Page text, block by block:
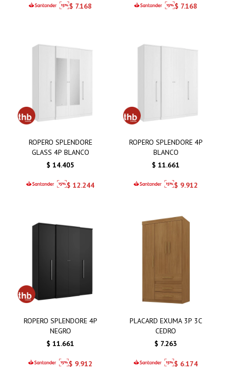
$ 7.168 $ 7.168
ROPERO SPLENDORE
GLASS 4P BLANCO
$ 14.405
$ 12.244
ROPERO SPLENDORE 4P
BLANCO
$ 11.661
$ 9.912
ROPERO SPLENDORE 4P
NEGRO
$ 11.661
$ 9.912
PLACARD EXUMA 3P 3C
CEDRO
$ 7.263
$ 6.174